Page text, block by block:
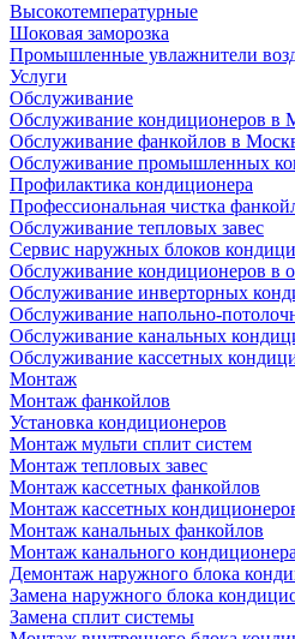
Высокотемпературные
Шоковая заморозка
Промышленные увлажнители
Услуги
Обслуживание
Обслуживание кондиционеров в
Обслуживание фанкойлов в
Обслуживание промышленных
Профилактика кондиционера
Профессиональная чистка
Обслуживание тепловых завес
Сервис наружных блоков
Обслуживание кондиционеров в
Обслуживание инверторных
Обслуживание напольно-
Обслуживание канальных
Обслуживание кассетных
Монтаж
Монтаж фанкойлов
Установка кондиционеров
Монтаж мульти сплит систем
Монтаж тепловых завес
Монтаж кассетных фанкойлов
Монтаж кассетных
Монтаж канальных фанкойлов
Монтаж канального кондиционера
Демонтаж наружного блока
Замена наружного блока
Замена сплит системы